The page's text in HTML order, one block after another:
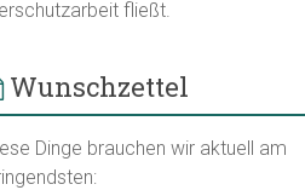
fließt.
Wunschzettel
Dinge brauchen wir aktuell am